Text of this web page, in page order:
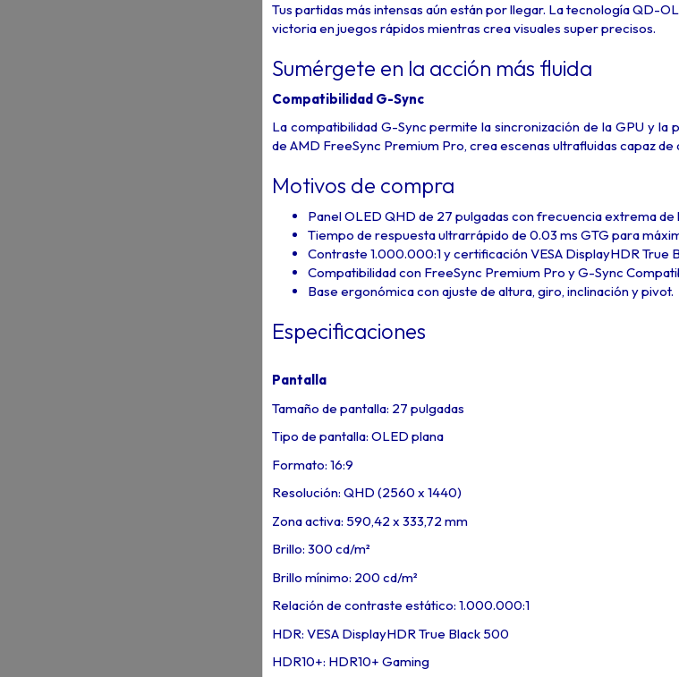
Tus partidas más intensas aún están por llegar. La tecnología QD-
victoria en juegos rápidos mientras crea visuales super precisos.
Sumérgete en la acción más fluida
Compatibilidad G-Sync
La compatibilidad G-Sync permite la sincronización de la GPU y la
de AMD FreeSync Premium Pro, crea escenas ultrafluidas capaz de
Motivos de compra
Panel OLED QHD de 27 pulgadas con frecuencia extrema
Tiempo de respuesta ultrarrápido de 0.03 ms GTG para
Contraste 1.000.000:1 y certificación VESA DisplayHDR True
Compatibilidad con FreeSync Premium Pro y G-Sync
Base ergonómica con ajuste de altura, giro, inclinación y pivot.
Especificaciones
Pantalla
Tamaño de pantalla: 27 pulgadas
Tipo de pantalla: OLED plana
Formato: 16:9
Resolución: QHD (2560 x 1440)
Zona activa: 590,42 x 333,72 mm
Brillo: 300 cd/m²
Brillo mínimo: 200 cd/m²
Relación de contraste estático: 1.000.000:1
HDR: VESA DisplayHDR True Black 500
HDR10+: HDR10+ Gaming